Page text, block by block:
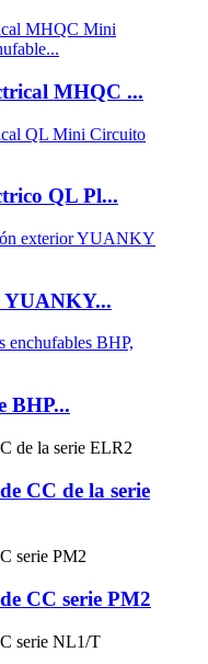
MHQC ...
QL Pl...
YUANKY...
BHP...
CC de la serie
CC serie PM2